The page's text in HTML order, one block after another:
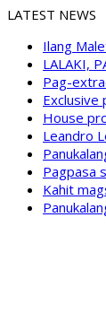
LATEST NEWS
Ilang
LALAKI,
Pag-
Exclusive
House
Leandro
Pagpasa
Kahit